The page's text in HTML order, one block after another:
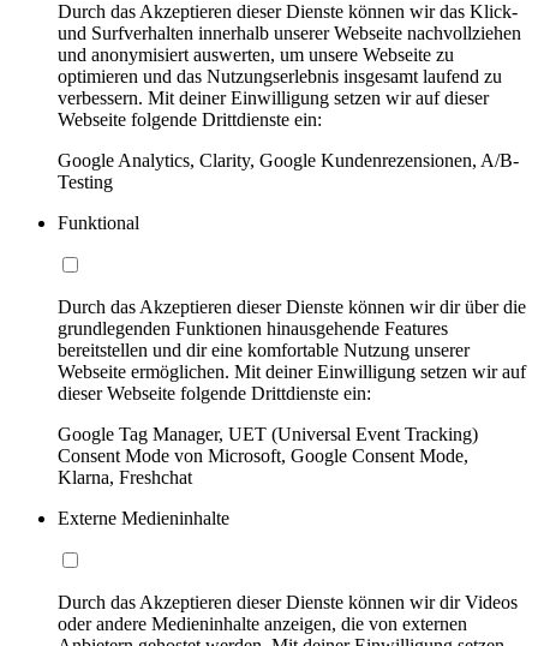
Durch das Akzeptieren dieser Dienste können wir das Klick-
und Surfverhalten innerhalb unserer Webseite nachvollziehen
und anonymisiert auswerten, um unsere Webseite zu
optimieren und das Nutzungserlebnis insgesamt laufend zu
verbessern. Mit deiner Einwilligung setzen wir auf dieser
Webseite folgende Drittdienste ein:
Google Analytics, Clarity, Google Kundenrezensionen, A/B-
Testing
Funktional
Durch das Akzeptieren dieser Dienste können wir dir über die
grundlegenden Funktionen hinausgehende Features
bereitstellen und dir eine komfortable Nutzung unserer
Webseite ermöglichen. Mit deiner Einwilligung setzen wir auf
dieser Webseite folgende Drittdienste ein:
Google Tag Manager, UET (Universal Event Tracking)
Consent Mode von Microsoft, Google Consent Mode,
Klarna, Freshchat
Externe Medieninhalte
Durch das Akzeptieren dieser Dienste können wir dir Videos
oder andere Medieninhalte anzeigen, die von externen